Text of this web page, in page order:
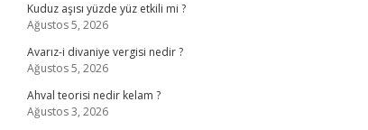
Kuduz aşısı yüzde yüz etkili mi ?
Ağustos 5, 2026
Avarız-i divaniye vergisi nedir ?
Ağustos 5, 2026
Ahval teorisi nedir kelam ?
Ağustos 3, 2026